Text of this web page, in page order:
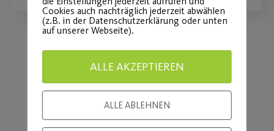
Load More
Cookies auch nachträglich jederzeit abwählen
(z.B. in der Datenschutzerklärung oder unten
auf unserer Webseite).
ALLE AKZEPTIEREN
ALLE ABLEHNEN